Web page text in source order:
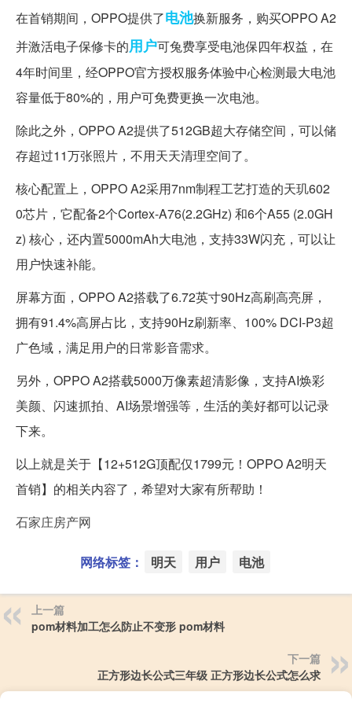
在首销期间，OPPO提供了电池换新服务，购买OPPO A2
并激活电子保修卡的用户可兔费享受电池保四年权益，在
4年时间里，经OPPO官方授权服务体验中心检测最大电池
容量低于80%的，用户可免费更换一次电池。
除此之外，OPPO A2提供了512GB超大存储空间，可以储
存超过11万张照片，不用天天清理空间了。
核心配置上，OPPO A2采用7nm制程工艺打造的天玑602
0芯片，它配备2个Cortex-A76(2.2GHz) 和6个A55 (2.0GH
z) 核心，还内置5000mAh大电池，支持33W闪充，可以让
用户快速补能。
屏幕方面，OPPO A2搭载了6.72英寸90Hz高刷高亮屏，
拥有91.4%高屏占比，支持90Hz刷新率、100% DCI-P3超
广色域，满足用户的日常影音需求。
另外，OPPO A2搭载5000万像素超清影像，支持AI焕彩
美颜、闪速抓拍、AI场景增强等，生活的美好都可以记录
下来。
以上就是关于【12+512G顶配仅1799元！OPPO A2明天
首销】的相关内容了，希望对大家有所帮助！
石家庄房产网
网络标签： 明天 用户 电池
上一篇
pom材料加工怎么防止不变形 pom材料
下一篇
正方形边长公式三年级 正方形边长公式怎么求